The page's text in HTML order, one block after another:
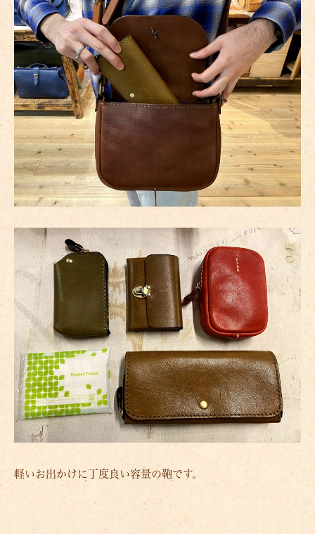
軽いお出かけに丁度良い容量の鞄です。